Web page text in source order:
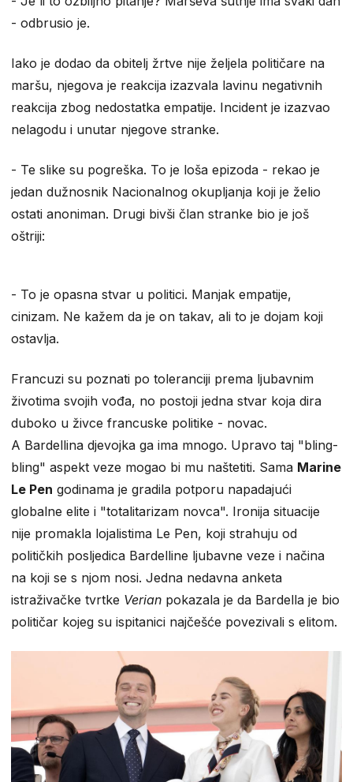
- odbrusio je.
Iako je dodao da obitelj žrtve nije željela političare na
maršu, njegova je reakcija izazvala lavinu negativnih
reakcija zbog nedostatka empatije. Incident je izazvao
nelagodu i unutar njegove stranke.
​- Te slike su pogreška. To je loša epizoda - rekao je
jedan dužnosnik Nacionalnog okupljanja koji je želio
ostati anoniman. Drugi bivši član stranke bio je još
oštriji:
​- To je opasna stvar u politici. Manjak empatije,
cinizam. Ne kažem da je on takav, ali to je dojam koji
ostavlja.
Francuzi su poznati po toleranciji prema ljubavnim
životima svojih vođa, no postoji jedna stvar koja dira
duboko u živce francuske politike - novac.
A Bardellina djevojka ga ima mnogo. Upravo taj "bling-
bling" aspekt veze mogao bi mu naštetiti. Sama Marine
Le Pen godinama je gradila potporu napadajući
globalne elite i "totalitarizam novca". Ironija situacije
nije promakla lojalistima Le Pen, koji strahuju od
političkih posljedica Bardelline ljubavne veze i načina
na koji se s njom nosi. Jedna nedavna anketa
istraživačke tvrtke Verian pokazala je da Bardella je bio
političar kojeg su ispitanici najčešće povezivali s elitom.